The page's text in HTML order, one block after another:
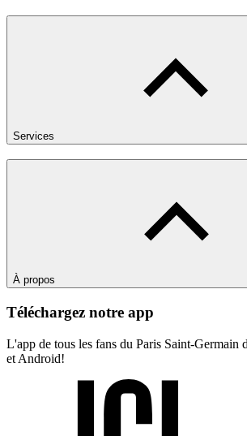
Services
À propos
Téléchargez notre app
L'app de tous les fans du Paris Saint-Germain
et Android!